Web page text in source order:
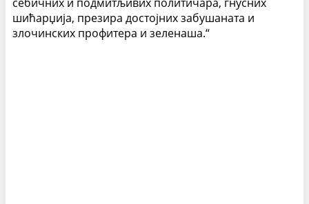
шићарџија, презира достојних забушаната и
злочинских профитера и зеленаша.“